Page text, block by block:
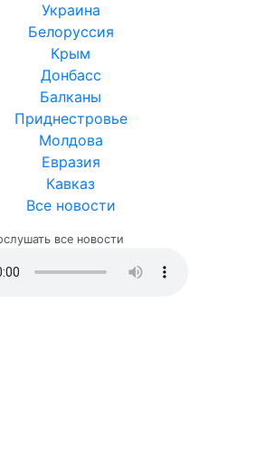
Украина
Белоруссия
Крым
Донбасс
Балканы
Приднестровье
Молдова
Евразия
Кавказ
Все новости
все новости